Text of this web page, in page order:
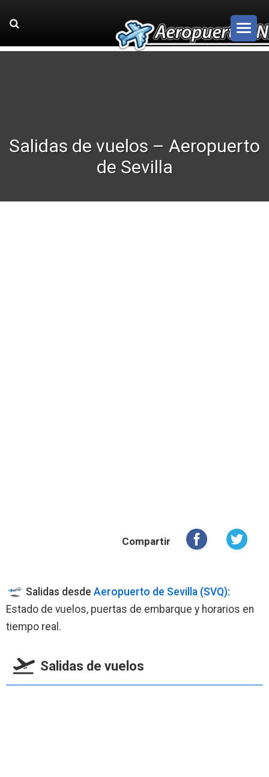
Salidas de vuelos – Aeropuerto
de Sevilla
Compartir
Salidas desde Aeropuerto de Sevilla (SVQ):
Estado de vuelos, puertas de embarque y horarios en
tiempo real.
Salidas de vuelos